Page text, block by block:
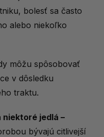
bolesť sa často
alebo niekoľko
môžu spôsobovať
v dôsledku
traktu.
jedlá –
bývajú citlivejší